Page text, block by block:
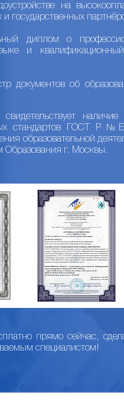
на
государственных
диплом о
и
документов об
наличие
стандартов ГОСТ Р
образовательной
Образования г. Москвы.
прямо сейчас,
специалистом!